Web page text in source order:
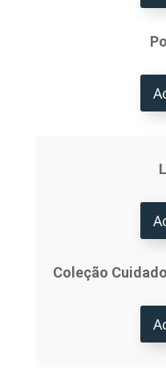
Coleção